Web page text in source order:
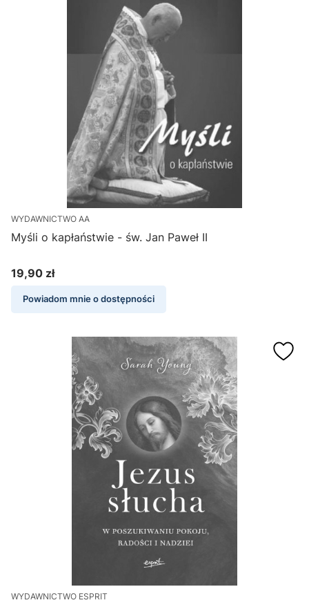
WYDAWNICTWO AA
Myśli o kapłaństwie - św. Jan Paweł II
Cena
19,90 zł
Powiadom mnie o dostępności
WYDAWNICTWO ESPRIT